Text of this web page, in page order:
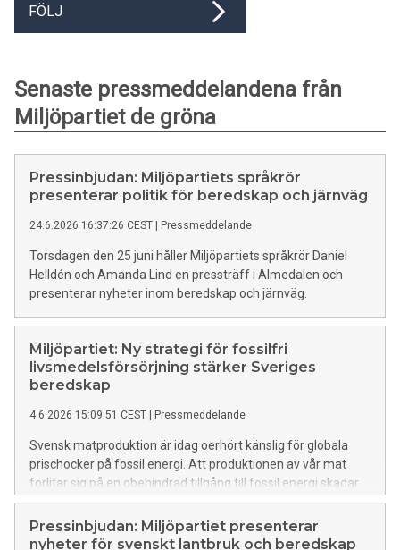
FÖLJ
Senaste pressmeddelandena från
Miljöpartiet de gröna
Pressinbjudan: Miljöpartiets språkrör
presenterar politik för beredskap och järnväg
24.6.2026 16:37:26 CEST Pressmeddelande
Torsdagen den 25 juni håller Miljöpartiets språkrör Daniel
Helldén och Amanda Lind en pressträff i Almedalen och
presenterar nyheter inom beredskap och järnväg.
Miljöpartiet: Ny strategi för fossilfri
livsmedelsförsörjning stärker Sveriges
beredskap
4.6.2026 15:09:51 CEST Pressmeddelande
Svensk matproduktion är idag oerhört känslig för globala
prischocker på fossil energi. Att produktionen av vår mat
förlitar sig på en obehindrad tillgång till fossil energi skadar
inte bara klimatet, utan påverkar också våra matpriser, vår
beredskap och gör Sverige sårbart. Det är därför hög tid att
inrätta en strategi för fossiloberoende matproduktion och
Pressinbjudan: Miljöpartiet presenterar
nyheter för svenskt lantbruk och beredskap